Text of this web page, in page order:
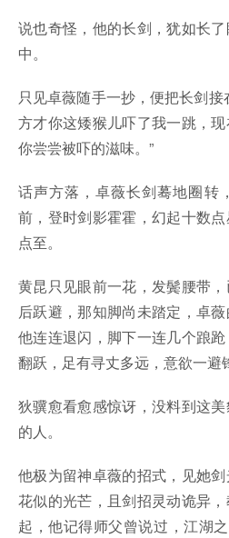
说也奇怪，他的长剑，犹如长
中。
只见卓薇随手一抄，便把长剑接
方才你这矮猴儿吓了我一跳，
你尝尝被吓的滋味。”
话声方落，卓薇长剑蓦地圈转
前，登时剑影霍霍，幻起十数
点至。
黄昆只见眼前一花，发鬓腰带
后跃避，那知脚尚未踏定，卓
他连连退闪，脚下一连几个踉
翻跃，足有寻丈多远，意欲一避
狄骥愈看愈感惊讶，没料到这
的人。
他极为留神卓薇的招式，见她
花似的光芒，且剑招灵动诡异
起，他记得师父曾说过，江湖